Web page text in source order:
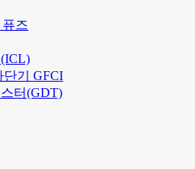
즈
단기 GFCI
터(GDT)